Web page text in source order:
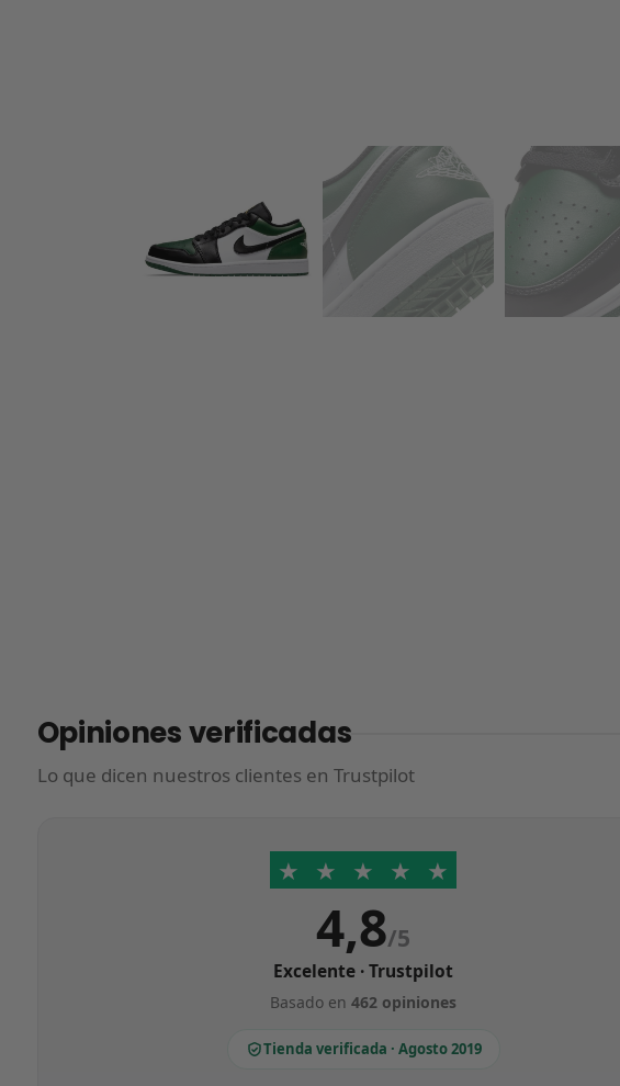
Opiniones verificadas
Lo que dicen nuestros clientes en Trustpilot
★ ★ ★ ★ ★
4,8/5
Excelente · Trustpilot
Basado en462 opiniones
Tienda verificada · Agosto 2019